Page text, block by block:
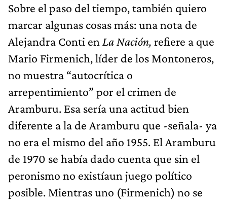
Sobre el paso del tiempo, también quiero
marcar algunas cosas más: una nota de
Alejandra Conti en La Nación, refiere a que
Mario Firmenich, líder de los Montoneros,
no muestra “autocrítica o
arrepentimiento” por el crimen de
Aramburu. Esa sería una actitud bien
diferente a la de Aramburu que -señala- ya
no era el mismo del año 1955. El Aramburu
de 1970 se había dado cuenta que sin el
peronismo no existíaun juego político
posible. Mientras uno (Firmenich) no se